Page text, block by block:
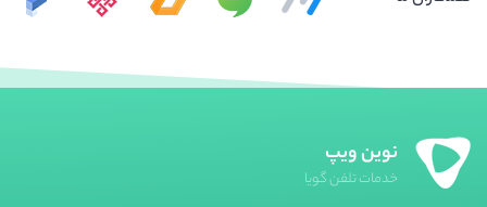
نوین ویپ
خدمات تلفن گویا